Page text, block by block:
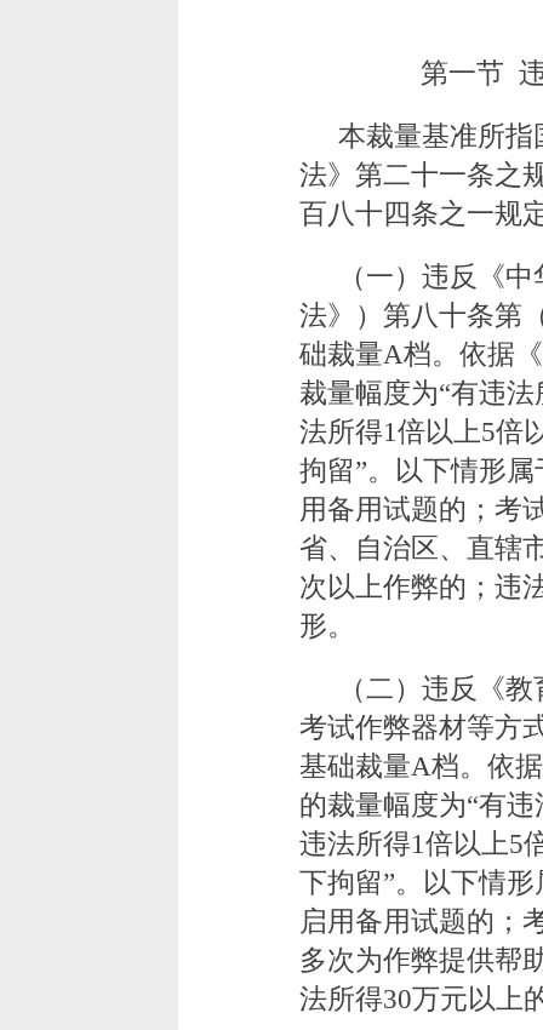
第一节
本裁量基准所指
法》第二十一条之
百八十四条之一规
（一）违反《
法》）第八十条第
础裁量A档。依据
裁量幅度为“有违
法所得1倍以上5倍
拘留”。以下情形
用备用试题的；考
省、自治区、直辖
次以上作弊的；违
形。
（二）违反《
考试作弊器材等方
基础裁量A档。依
的裁量幅度为“有
违法所得1倍以上5
下拘留”。以下情
启用备用试题的；
多次为作弊提供帮
法所得30万元以上